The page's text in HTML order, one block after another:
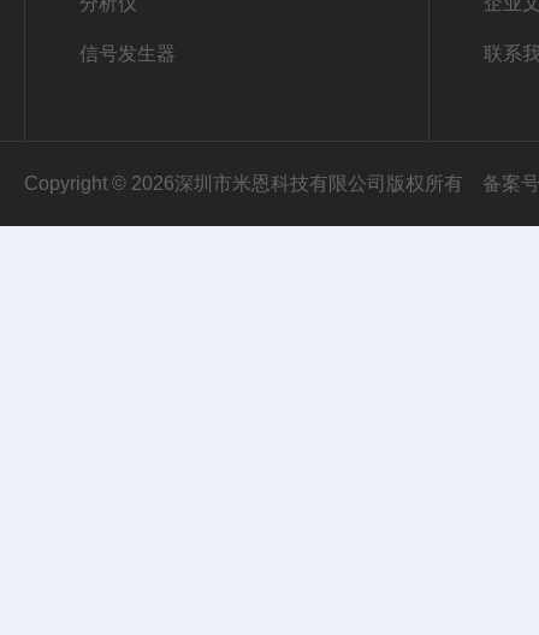
信号发生器 联系
Copyright © 2026深圳市米恩科技有限公司版权所有 备案